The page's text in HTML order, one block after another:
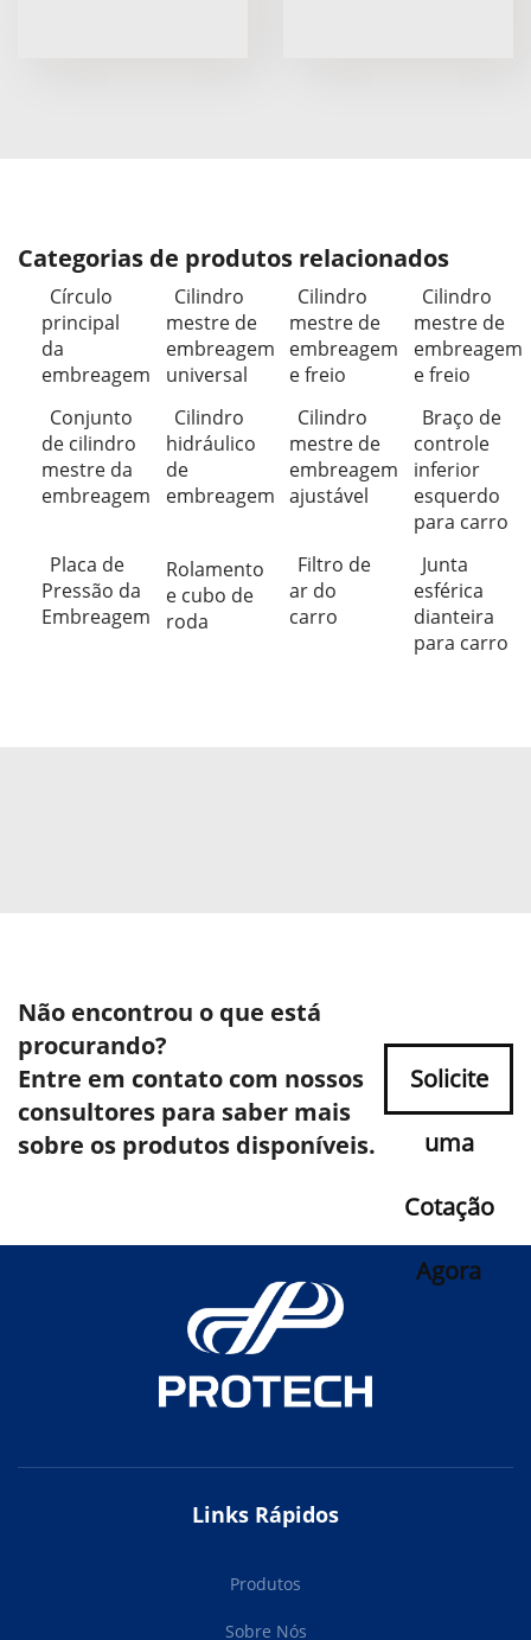
Categorias de produtos relacionados
Círculo
principal
da
embreagem
Cilindro
mestre de
embreagem
universal
Cilindro
mestre de
embreagem
e freio
Cilindro
mestre de
embreagem
e freio
Conjunto
de cilindro
mestre da
embreagem
Cilindro
hidráulico
de
embreagem
Cilindro
mestre de
embreagem
ajustável
Braço de
controle
inferior
esquerdo
para carro
Placa de
Pressão da
Embreagem
Rolamento
e cubo de
roda
Filtro de
ar do
carro
Junta
esférica
dianteira
para carro
Não encontrou o que está
procurando?
Entre em contato com nossos
consultores para saber mais
sobre os produtos disponíveis.
Solicite
uma
Cotação
Agora
Links Rápidos
Produtos
Sobre Nós